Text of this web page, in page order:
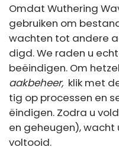
Omdat Wuthering
gebruiken om
wachten tot andere
digd. We raden u
beëindigen. Om
aakbeheer, klik met
tig op processen en
ëindigen. Zodra u
en geheugen),
voltooid.